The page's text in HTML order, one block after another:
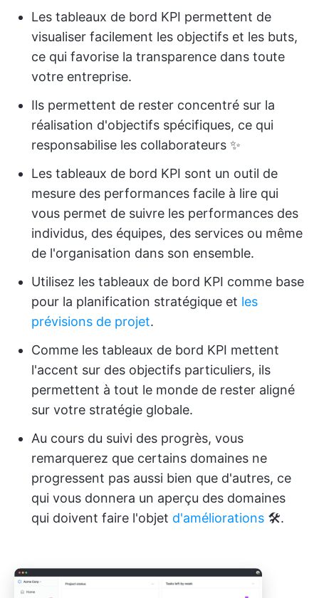
Les tableaux de bord KPI permettent de
visualiser facilement les objectifs et les buts,
ce qui favorise la transparence dans toute
votre entreprise.
Ils permettent de rester concentré sur la
réalisation d'objectifs spécifiques, ce qui
responsabilise les collaborateurs ✨
Les tableaux de bord KPI sont un outil de
mesure des performances facile à lire qui
vous permet de suivre les performances des
individus, des équipes, des services ou même
de l'organisation dans son ensemble.
Utilisez les tableaux de bord KPI comme base
pour la planification stratégique et les
prévisions de projet.
Comme les tableaux de bord KPI mettent
l'accent sur des objectifs particuliers, ils
permettent à tout le monde de rester aligné
sur votre stratégie globale.
Au cours du suivi des progrès, vous
remarquerez que certains domaines ne
progressent pas aussi bien que d'autres, ce
qui vous donnera un aperçu des domaines
qui doivent faire l'objet d'améliorations 🛠️.